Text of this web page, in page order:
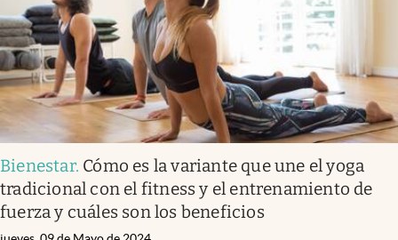
Bienestar. Cómo es la variante que une el yoga
tradicional con el fitness y el entrenamiento de
fuerza y cuáles son los beneficios